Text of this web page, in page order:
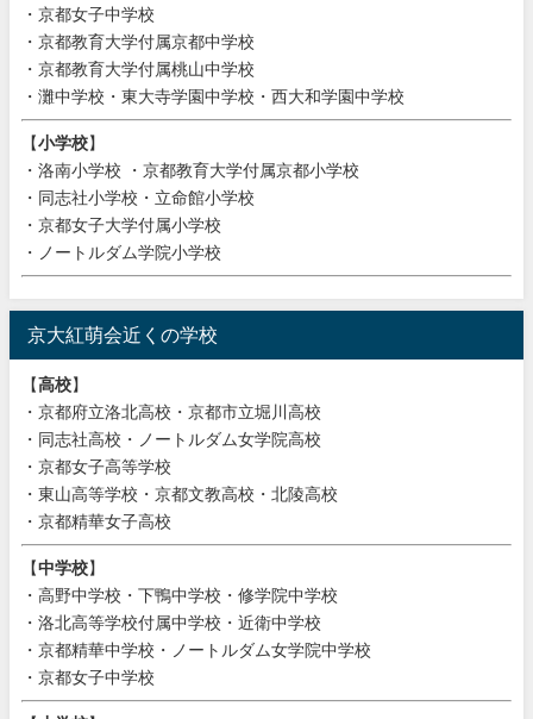
・京都女子中学校
・京都教育大学付属京都中学校
・京都教育大学付属桃山中学校
・灘中学校・東大寺学園中学校・西大和学園中学校
【小学校】
・洛南小学校 ・京都教育大学付属京都小学校
・同志社小学校・立命館小学校
・京都女子大学付属小学校
・ノートルダム学院小学校
京大紅萌会近くの学校
【高校】
・京都府立洛北高校・京都市立堀川高校
・同志社高校・ノートルダム女学院高校
・京都女子高等学校
・東山高等学校・京都文教高校・北陵高校
・京都精華女子高校
【中学校】
・高野中学校・下鴨中学校・修学院中学校
・洛北高等学校付属中学校・近衛中学校
・京都精華中学校・ノートルダム女学院中学校
・京都女子中学校